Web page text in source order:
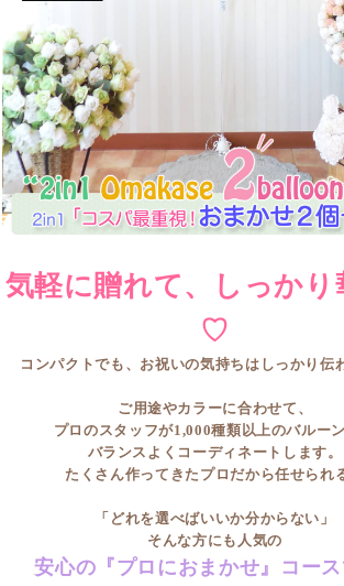
気軽に贈れて、しっかり
♡
コンパクトでも、お祝いの気持ちはしっかり伝
ご用途やカラーに合わせて、
プロのスタッフが1,000種類以上のバルー
バランスよくコーディネートします。
たくさん作ってきたプロだから任せられ
「どれを選べばいいか分からない」
そんな方にも人気の
安心の『プロにおまかせ』コー